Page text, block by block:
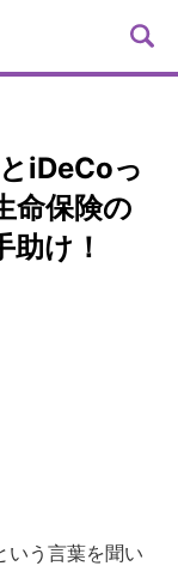
iDeCoっ
命保険の
け！
う言葉を聞い